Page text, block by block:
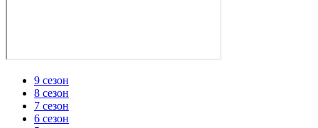
9 сезон
8 сезон
7 сезон
6 сезон